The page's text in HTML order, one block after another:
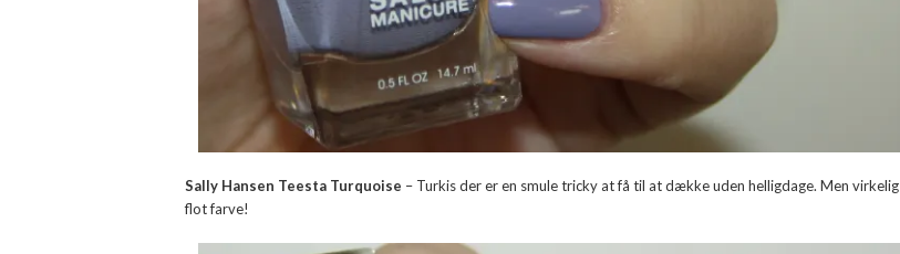
Sally Hansen Teesta Turquoise – Turkis der er en smule tricky at få til at dække uden helligdage. Men virkelig
flot farve!